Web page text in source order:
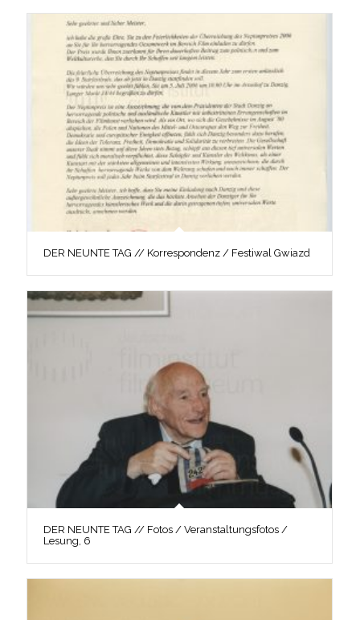
DER NEUNTE TAG // Korrespondenz / Festiwal Gwiazd
DER NEUNTE TAG // Fotos / Veranstaltungsfotos /
Lesung, 6